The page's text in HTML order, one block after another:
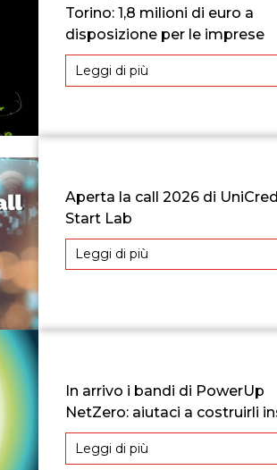
Torino: 1,8 milioni di euro a
disposizione per le imprese
Leggi di più
Aperta la call 2026 di
Start Lab
Leggi di più
In arrivo i bandi di PowerUp
NetZero: aiutaci a costruirli
Leggi di più